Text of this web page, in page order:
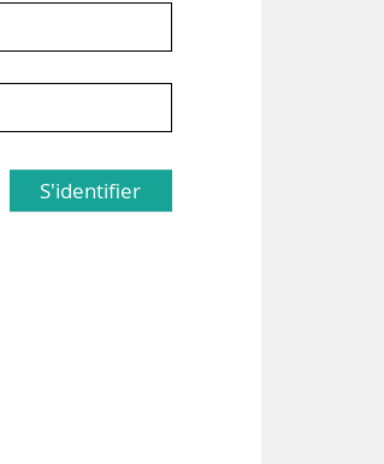
S'identifier